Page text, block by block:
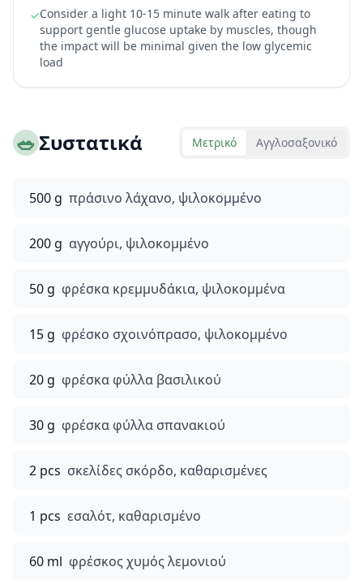
✓Consider a light 10-15 minute walk after eating to
support gentle glucose uptake by muscles, though
the impact will be minimal given the low glycemic
load
🥗Συστατικά Μετρικό Αγγλοσαξονικό
500 g πράσινο λάχανο, ψιλοκομμένο
200 g αγγούρι, ψιλοκομμένο
50 g φρέσκα κρεμμυδάκια, ψιλοκομμένα
15 g φρέσκο σχοινόπρασο, ψιλοκομμένο
20 g φρέσκα φύλλα βασιλικού
30 g φρέσκα φύλλα σπανακιού
2 pcs σκελίδες σκόρδο, καθαρισμένες
1 pcs εσαλότ, καθαρισμένο
60 ml φρέσκος χυμός λεμονιού